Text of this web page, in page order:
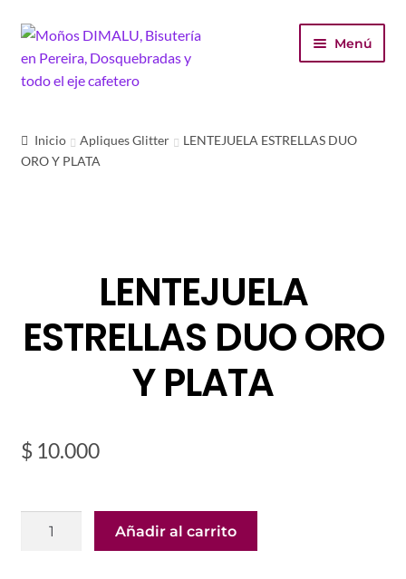
Ir
a
la
Ir
al
contenido
Menú
Tienda
Inicio Apliques Glitter
LENTEJUELA ESTRELLAS DUO
ORO Y PLATA
LENTEJUELA
ESTRELLAS DUO ORO
Y PLATA
$10.000
Añadir al carrito